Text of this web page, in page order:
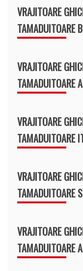
VRAJITOARE
TAMADUITOARE
VRAJITOARE
TAMADUITOARE
VRAJITOARE
TAMADUITOARE
VRAJITOARE
TAMADUITOARE
VRAJITOARE
TAMADUITOARE